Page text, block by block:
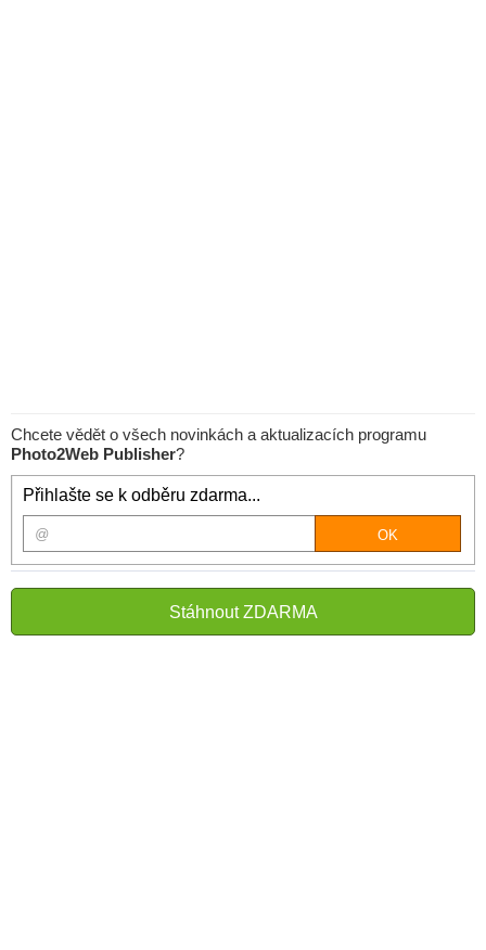
Chcete vědět o všech novinkách a aktualizacích programu
Photo2Web Publisher?
Přihlašte se k odběru zdarma...
Stáhnout ZDARMA